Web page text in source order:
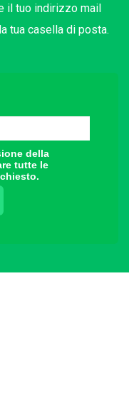
il tuo indirizzo mail
tua casella di posta.
della
tutte le